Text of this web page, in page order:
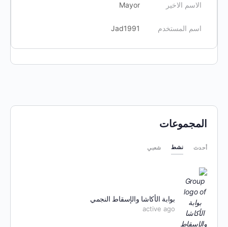
الاسم الاخير Mayor
اسم المستخدم Jad1991
المجموعات
أحدث نشط شعبي
بوابة الأكاشا والإسقاط النجمي
active ago